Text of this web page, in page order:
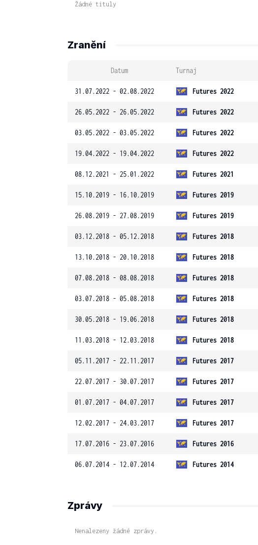
Žádné tituly
Zranění
Datum Turnaj
31.07.2022 - 02.08.2022 Futures 2022
26.05.2022 - 26.05.2022 Futures 2022
03.05.2022 - 03.05.2022 Futures 2022
19.04.2022 - 19.04.2022 Futures 2022
08.12.2021 - 25.01.2022 Futures 2021
15.10.2019 - 16.10.2019 Futures 2019
26.08.2019 - 27.08.2019 Futures 2019
03.12.2018 - 05.12.2018 Futures 2018
13.10.2018 - 20.10.2018 Futures 2018
07.08.2018 - 08.08.2018 Futures 2018
03.07.2018 - 05.08.2018 Futures 2018
30.05.2018 - 19.06.2018 Futures 2018
11.03.2018 - 12.03.2018 Futures 2018
05.11.2017 - 22.11.2017 Futures 2017
22.07.2017 - 30.07.2017 Futures 2017
01.07.2017 - 04.07.2017 Futures 2017
12.02.2017 - 24.03.2017 Futures 2017
17.07.2016 - 23.07.2016 Futures 2016
06.07.2014 - 12.07.2014 Futures 2014
Zprávy
Nenalezeny žádné zprávy.